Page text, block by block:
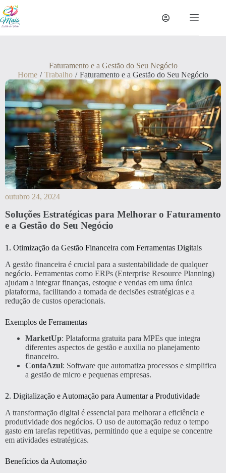
Faturamento e a Gestão do Seu Negócio
Home / Trabalho / Faturamento e a Gestão do Seu Negócio
outubro 24, 2024
Soluções Estratégicas para Melhorar o Faturamento
e a Gestão do Seu Negócio
1. Otimização da Gestão Financeira com Ferramentas Digitais
A gestão financeira é crucial para a sustentabilidade de qualquer
negócio. Ferramentas como ERPs (Enterprise Resource Planning)
ajudam a integrar finanças, estoque e vendas em uma única
plataforma, facilitando a tomada de decisões estratégicas e a
redução de custos operacionais.
Exemplos de Ferramentas
MarketUp: Plataforma gratuita para MPEs que integra
diferentes aspectos de gestão e auxilia no planejamento
financeiro.
ContaAzul: Software que automatiza processos e simplifica
a gestão de micro e pequenas empresas.
2. Digitalização e Automação para Aumentar a Produtividade
A transformação digital é essencial para melhorar a eficiência e
produtividade dos negócios. O uso de automação reduz o tempo
gasto em tarefas repetitivas, permitindo que a equipe se concentre
em atividades estratégicas.
Benefícios da Automação